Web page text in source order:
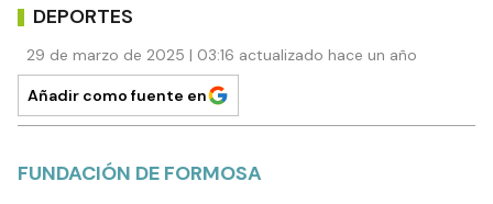
DEPORTES
29 de marzo de 2025 | 03:16 actualizado hace un año
Añadir como fuente en
FUNDACIÓN DE FORMOSA